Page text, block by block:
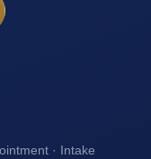
· Intake